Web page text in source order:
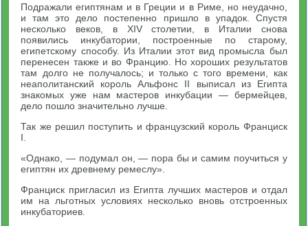
Подражали египтянам и в Греции и в Риме, но неудачно,
и там это дело постепенно пришло в упадок. Спустя
несколько веков, в XIV столетии, в Италии снова
появились инкубатории, построенные по старому,
египетскому способу. Из Италии этот вид промысла был
перенесен также и во Францию. Но хороших результатов
там долго не получалось; и только с того времени, как
неаполитанский король Альфонс II выписал из Египта
знакомых уже нам мастеров инкубации — бермейцев,
дело пошло значительно лучше.
Так же решил поступить и французский король Франциск
I.
«Однако, — подумал он, — пора бы и самим поучиться у
египтян их древнему ремеслу».
Франциск пригласил из Египта лучших мастеров и отдал
им на льготных условиях несколько вновь отстроенных
инкубаториев.